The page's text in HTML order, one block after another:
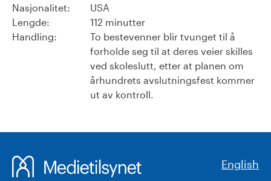
Nasjonalitet:
USA
Lengde:
112 minutter
Handling:
To bestevenner blir tvunget til å
forholde seg til at deres veier skilles
ved skoleslutt, etter at planen om
århundrets avslutningsfest kommer
ut av kontroll.
English